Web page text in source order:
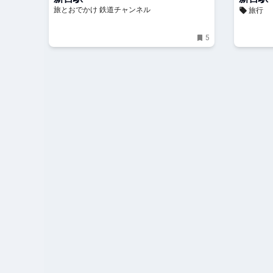
かけ 鉄道チャンネル
旅とおでかけ 鉄道チャンネル
5
旅行